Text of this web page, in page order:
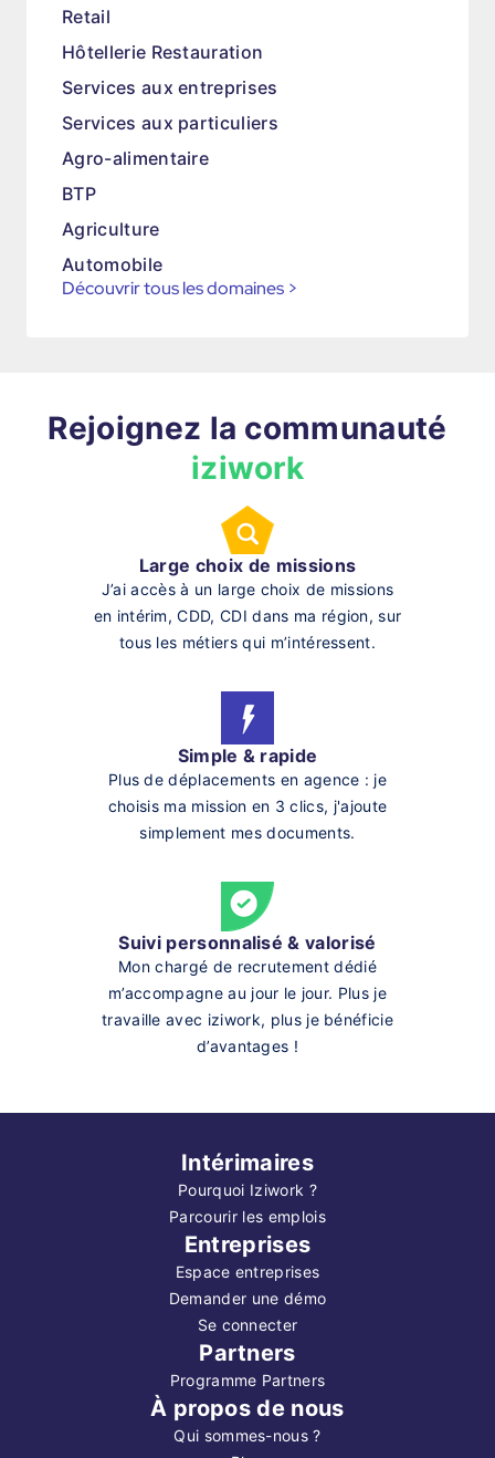
Retail
Hôtellerie Restauration
Services aux entreprises
Services aux particuliers
Agro-alimentaire
BTP
Agriculture
Automobile
Découvrir tous les domaines >
Rejoignez la communauté
iziwork
Large choix de missions
J’ai accès à un large choix de missions
en intérim, CDD, CDI dans ma région, sur
tous les métiers qui m’intéressent.
Simple & rapide
Plus de déplacements en agence : je
choisis ma mission en 3 clics, j'ajoute
simplement mes documents.
Suivi personnalisé & valorisé
Mon chargé de recrutement dédié
m’accompagne au jour le jour. Plus je
travaille avec iziwork, plus je bénéficie
d’avantages !
Intérimaires
Pourquoi Iziwork ?
Parcourir les emplois
Entreprises
Espace entreprises
Demander une démo
Se connecter
Partners
Programme Partners
À propos de nous
Qui sommes-nous ?